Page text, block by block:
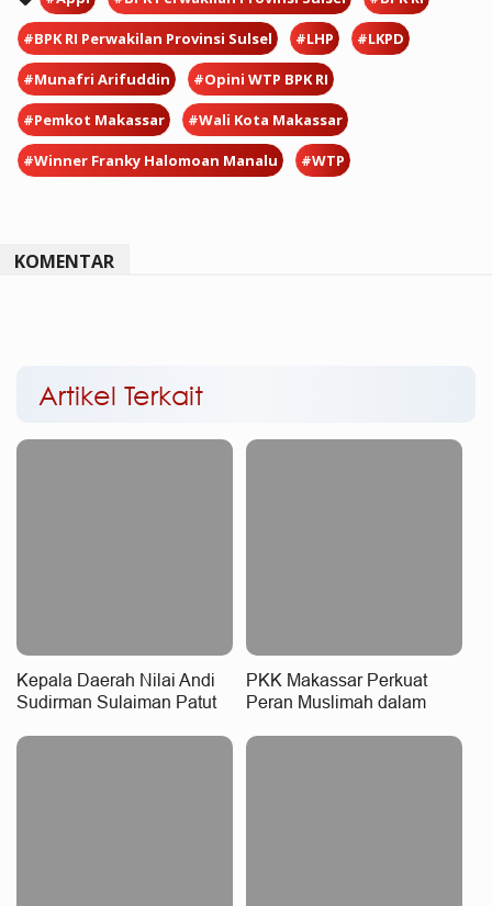
#BPK RI Perwakilan Provinsi Sulsel #LHP #LKPD
#Munafri Arifuddin #Opini WTP BPK RI
#Pemkot Makassar #Wali Kota Makassar
#Winner Franky Halomoan Manalu #WTP
KOMENTAR
Artikel Terkait
Kepala Daerah Nilai Andi
Sudirman Sulaiman Patut
Nasional, MYP Perkuat
PKK Makassar Perkuat
Peran Muslimah dalam
Tangguh dan Berkarakter